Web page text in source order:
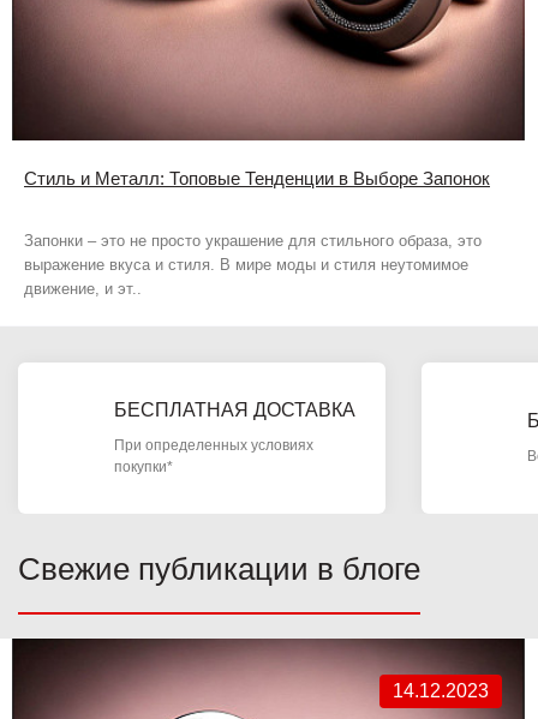
Стиль и Металл: Топовые Тенденции в Выборе Запонок
Запонки – это не просто украшение для стильного образа, это
выражение вкуса и стиля. В мире моды и стиля неутомимое
движение, и эт..
БЕСПЛАТНАЯ ДОСТАВКА
При определенных условиях
покупки*
Свежие публикации в блоге
14.12.2023